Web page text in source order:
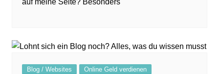
Blog / Websites Online Geld verdienen